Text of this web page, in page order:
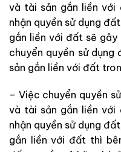
và tài sản gắn liền với
nhận quyền sử dụng
gắn liền với đất sẽ
chuyển quyền sử dụng
sản gắn liền với đất
– Việc chuyển quyền
và tài sản gắn liền với
nhận quyền sử dụng
gắn liền với đất thì